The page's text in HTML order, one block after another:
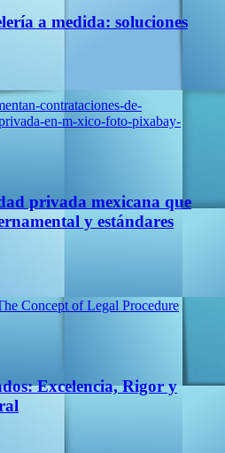
a medida: soluciones
privada mexicana que
y estándares
Excelencia, Rigor y